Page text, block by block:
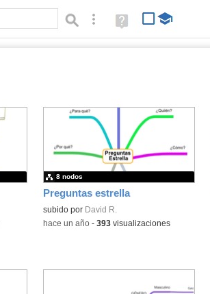
Búsqueda avanzada
Ayuda
(en
Preguntas estrella
subido por David R.
8 nodos
-hace un año- 393visualizaciones